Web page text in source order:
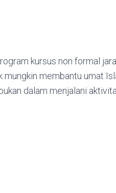
kursus non formal
membantu umat
dalam menjalani